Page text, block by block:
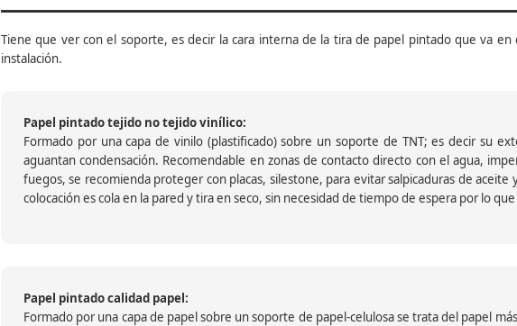
Tiene que ver con el soporte, es decir la cara interna de la tira de papel pintado que va
instalación.
Papel pintado tejido no tejido vinílico:
Formado por una capa de vinilo (plastificado) sobre un soporte de TNT; es decir su
aguantan condensación. Recomendable en zonas de contacto directo con el agua,
fuegos, se recomienda proteger con placas, silestone, para evitar salpicaduras de
colocación es cola en la pared y tira en seco, sin necesidad de tiempo de espera por lo
Papel pintado calidad papel:
Formado por una capa de papel sobre un soporte de papel-celulosa se trata del papel